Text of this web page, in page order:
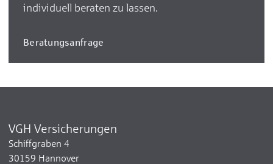
individuell beraten zu lassen.
Beratungsanfrage
VGH Versicherungen
Schiffgraben 4
30159 Hannover